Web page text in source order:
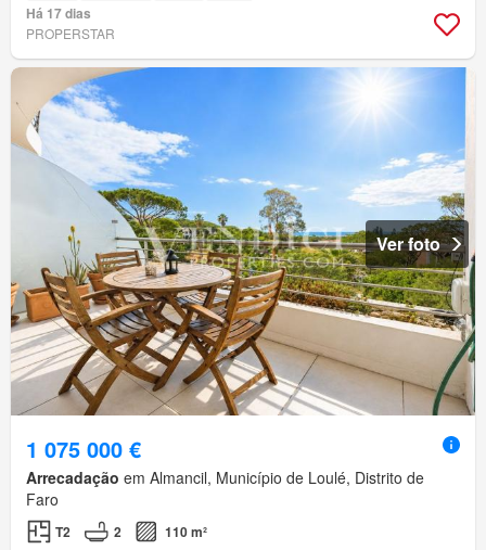
Há 17 dias
PROPERSTAR
Ver foto
1 075 000 €
Arrecadação em Almancil, Município de Loulé, Distrito de
Faro
T2 2
110 m²